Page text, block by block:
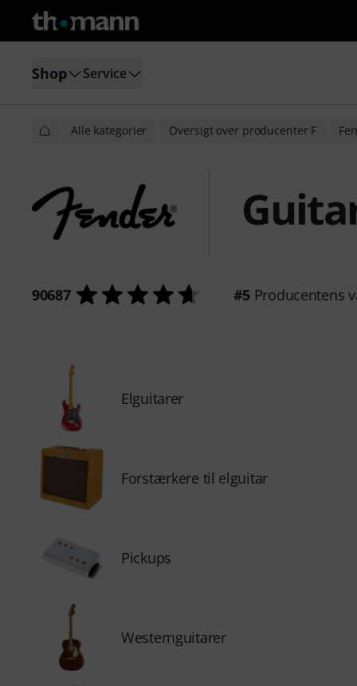
Shop Service
Alle kategorier Oversigt over producenter F
90687 #5Producentens
Elguitarer
Forstærkere til elguitar
Pickups
Westernguitarer